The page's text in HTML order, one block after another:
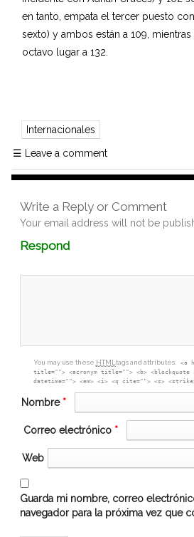
en tanto, empata el tercer puesto
sexto) y ambos están a 109,
octavo lugar a 132.
Internacionales
☰ Leave a comment
Write a Reply or Comment
Your email address will not be
RespondComment
box
You may use these HTML tags and attributes:
<a
title=""> <acronym title=""> <b> <blockquote
datetime=""> <em> <i> <q cite=""> <s>
Nombre *
Correo electrónico *
Web
Guarda mi nombre, correo
navegador para la próxima vez que